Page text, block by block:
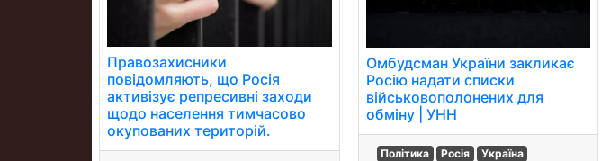
Правозахисники
повідомляють, що Росія
активізує репресивні заходи
щодо населення тимчасово
окупованих територій.
Омбудсман України закликає
Росію надати списки
військовополонених для
обміну | УНН
Політика Росія Україна